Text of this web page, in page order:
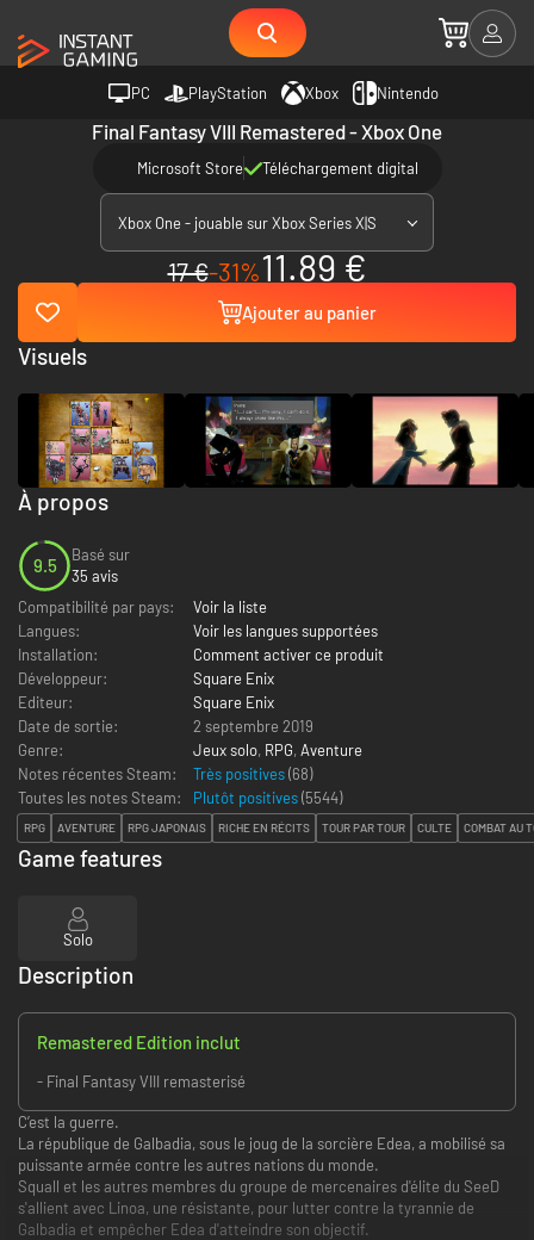
PC PlayStation Xbox Nintendo
Final Fantasy VIII Remastered - Xbox One
Microsoft Store Téléchargement digital
Xbox One - jouable sur Xbox Series X|S
17 €-31%11.89 €
Ajouter au panier
À propos
9.5
Basé sur
35 avis
Compatibilité par pays:
Voir la liste
Langues:
Voir les langues supportées
Installation:
Comment activer ce produit
Développeur:
Square Enix
Editeur:
Square Enix
Date de sortie:
2 septembre 2019
Genre:
Jeux solo, RPG, Aventure
Notes récentes Steam:
Très positives(68)
Toutes les notes Steam:
Plutôt positives(5544)
RPG AVENTURE RPG JAPONAIS RICHE EN RÉCITS TOUR PAR TOUR CULTE COMBAT AU
Visuels
Game features
Solo
Description
Remastered Edition inclut
- Final Fantasy VIII remasterisé
C’est la guerre.
La république de Galbadia, sous le joug de la sorcière Edea, a mobilisé sa
puissante armée contre les autres nations du monde.
Squall et les autres membres du groupe de mercenaires d'élite du SeeD
s'allient avec Linoa, une résistante, pour lutter contre la tyrannie de
Galbadia et empêcher Edea d'atteindre son objectif.